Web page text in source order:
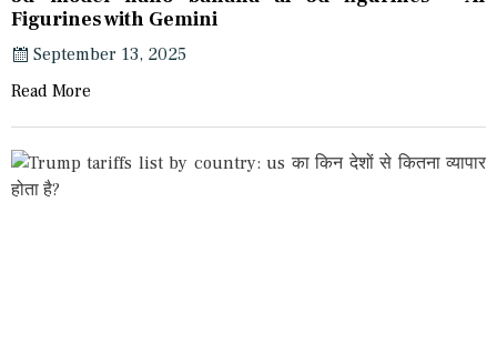
Figurines with Gemini
September 13, 2025
Read More